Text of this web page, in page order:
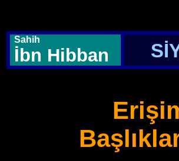
Sahih
İbn Hibban